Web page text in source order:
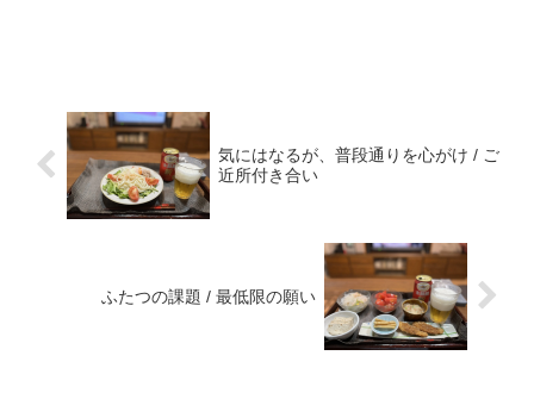
気にはなるが、普段通りを心がけ / ご
近所付き合い
ふたつの課題 / 最低限の願い